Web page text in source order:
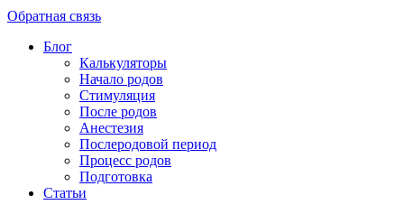
Обратная связь
Блог
Калькуляторы
Начало родов
Стимуляция
После родов
Анестезия
Послеродовой период
Процесс родов
Подготовка
Статьи